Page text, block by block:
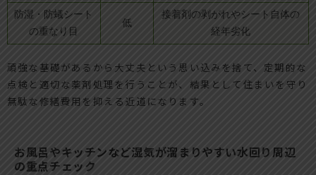
防湿・防蟻シート
の重なり目
低
接着剤の剥がれやシート自体の
経年劣化
頑強な基礎があるから大丈夫という思い込みを捨て、定期的な
点検と適切な薬剤処理を行うことが、結果として住まいを守り
無駄な修繕費用を抑える近道になります。
お風呂やキッチンなど湿気が溜まりやすい水回り周辺
の重点チェック